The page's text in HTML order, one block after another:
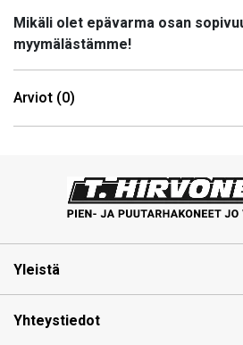
Mikäli olet epävarma osan
myymälästämme!
Arviot (0)
Yleistä
Yhteystiedot